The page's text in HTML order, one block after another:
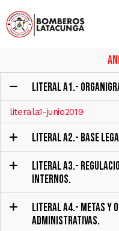
LITERAL A1.-
literala1-junio2019
LITERAL A2.- BASE
LITERAL A3.-
INTERNOS.
LITERAL A4.- METAS Y
ADMINISTRATIVAS.